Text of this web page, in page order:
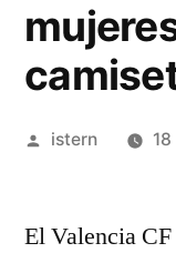
Publicado
istern
El Valencia